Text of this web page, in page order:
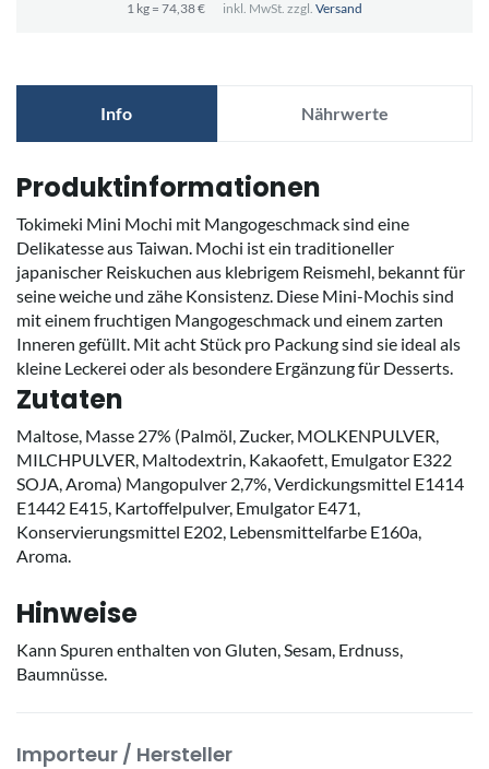
1 kg = 74,38 € inkl. MwSt. zzgl. Versand
Info Nährwerte
Produktinformationen
Tokimeki Mini Mochi mit Mangogeschmack sind eine
Delikatesse aus Taiwan. Mochi ist ein traditioneller
japanischer Reiskuchen aus klebrigem Reismehl, bekannt für
seine weiche und zähe Konsistenz. Diese Mini-Mochis sind
mit einem fruchtigen Mangogeschmack und einem zarten
Inneren gefüllt. Mit acht Stück pro Packung sind sie ideal als
kleine Leckerei oder als besondere Ergänzung für Desserts.
Zutaten
Maltose, Masse 27% (Palmöl, Zucker, MOLKENPULVER,
MILCHPULVER, Maltodextrin, Kakaofett, Emulgator E322
SOJA, Aroma) Mangopulver 2,7%, Verdickungsmittel E1414
E1442 E415, Kartoffelpulver, Emulgator E471,
Konservierungsmittel E202, Lebensmittelfarbe E160a,
Aroma.
Hinweise
Kann Spuren enthalten von Gluten, Sesam, Erdnuss,
Baumnüsse.
Importeur / Hersteller